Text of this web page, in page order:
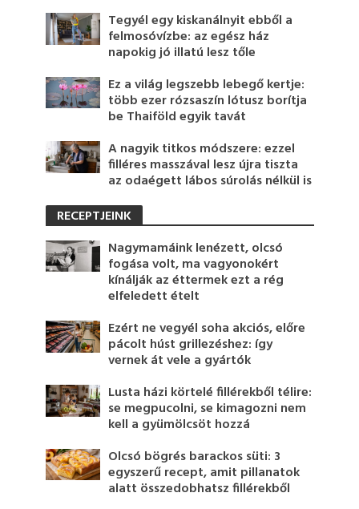
Tegyél egy kiskanálnyit ebből a
felmosóvízbe: az egész ház
napokig jó illatú lesz tőle
Ez a világ legszebb lebegő kertje:
több ezer rózsaszín lótusz borítja
be Thaiföld egyik tavát
A nagyik titkos módszere: ezzel
filléres masszával lesz újra tiszta
az odaégett lábos súrolás nélkül is
RECEPTJEINK
Nagymamáink lenézett, olcsó
fogása volt, ma vagyonokért
kínálják az éttermek ezt a rég
elfeledett ételt
Ezért ne vegyél soha akciós, előre
pácolt húst grillezéshez: így
vernek át vele a gyártók
Lusta házi körtelé fillérekből télire:
se megpucolni, se kimagozni nem
kell a gyümölcsöt hozzá
Olcsó bögrés barackos süti: 3
egyszerű recept, amit pillanatok
alatt összedobhatsz fillérekből